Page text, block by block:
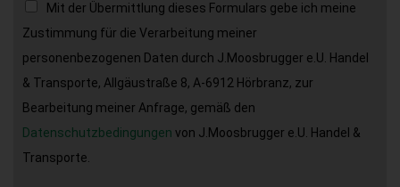
Mit der Übermittlung dieses Formulars gebe ich meine
Zustimmung für die Verarbeitung meiner
personenbezogenen Daten durch J.Moosbrugger e.U. Handel
& Transporte, Allgäustraße 8, A-6912 Hörbranz, zur
Bearbeitung meiner Anfrage, gemäß den
Datenschutzbedingungen von J.Moosbrugger e.U. Handel &
Transporte.